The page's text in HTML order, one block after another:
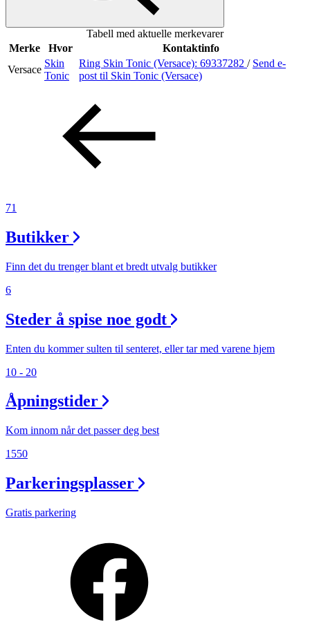
Inspirasjon
Åpningstider
Magasin
Gavekort
Tabell med aktuelle merkevarer
Merke
Hvor
Kontaktinfo
Versace
Skin
Tonic
Ring Skin Tonic (Versace): 69337282 / Send e-
post til Skin Tonic (Versace)
71
Butikker
Finn det du trenger blant et bredt utvalg butikker
6
Steder å spise noe godt
Enten du kommer sulten til senteret, eller tar med varene hjem
10 - 20
Åpningstider
Kom innom når det passer deg best
1550
Parkeringsplasser
Gratis parkering